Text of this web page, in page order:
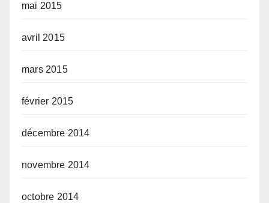
mai 2015
avril 2015
mars 2015
février 2015
décembre 2014
novembre 2014
octobre 2014